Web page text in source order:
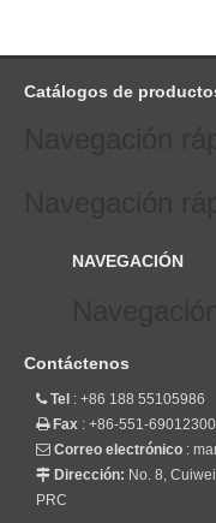
Catálogos de
NAVEGACIÓN
Contáctenos
Tel : +86 188 55105986
Fax : +86-551-69012300
 Correo electrónico :
 Dirección: No. 8,
PRC